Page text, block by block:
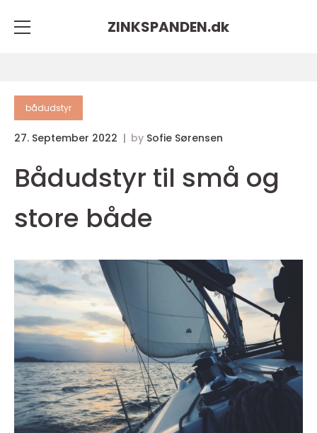
ZINKSPANDEN.dk
bådudstyr
27. September 2022 by Sofie Sørensen
Bådudstyr til små og
store både